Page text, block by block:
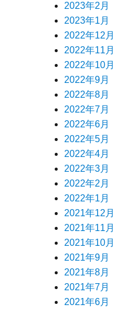
2023年2月
2023年1月
2022年12月
2022年11月
2022年10月
2022年9月
2022年8月
2022年7月
2022年6月
2022年5月
2022年4月
2022年3月
2022年2月
2022年1月
2021年12月
2021年11月
2021年10月
2021年9月
2021年8月
2021年7月
2021年6月